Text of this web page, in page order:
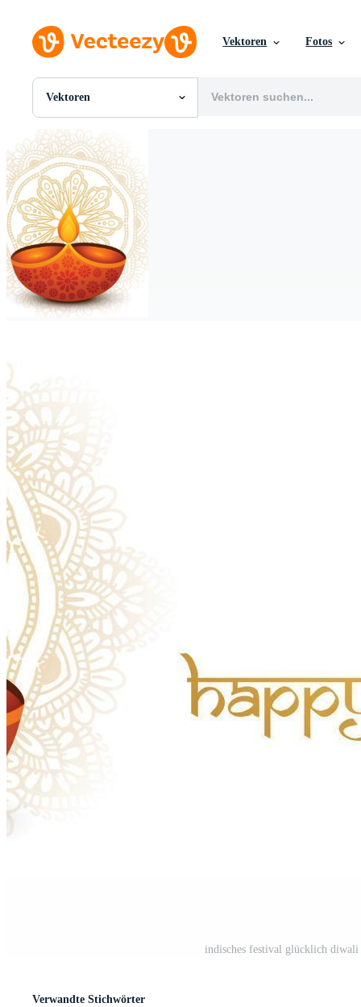
Vektoren Fotos
Vektoren
Alle Bilder
Fotos
PNGs
PSDs
SVGs
Vorlagen
Vektoren
Videos
Motion Graphics
Redaktionelle Bilder
Redaktionelle Ereignisse
indisches festival glücklich
Verwandte Stichwörter